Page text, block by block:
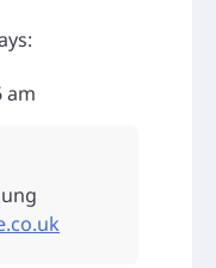
am